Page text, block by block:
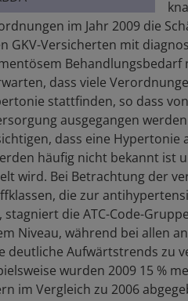
im Jahr 2009 die
GKV-Versicherten mit
dass viele
stattfinden, so dass
ausgegangen
dass eine Hypertonie
häufig nicht bekannt ist
wird. Bei Betrachtung der
die zur
stagniert die ATC-Code-
Niveau, während bei allen
deutliche Aufwärtstrends zu
wurden 2009 15 %
im Vergleich zu 2006